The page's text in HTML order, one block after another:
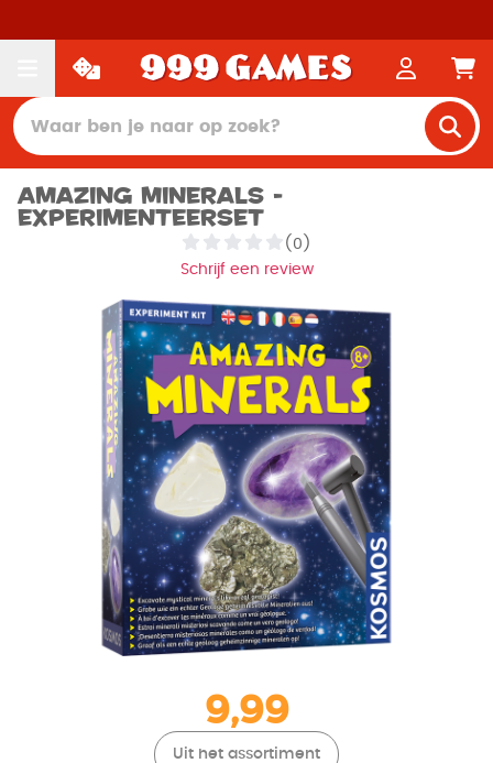
Amazing Minerals -
Experimenteerset
(0)
Schrijf een review
9,99
Uit het assortiment